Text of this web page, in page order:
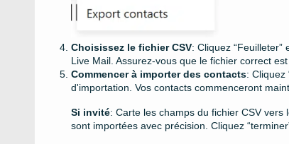
Choisissez le fichier CSV: Cliquez
Live Mail. Assurez-vous que le fichier correct est
Commencer à importer des contacts: Cliquez
d'importation. Vos contacts commenceront
Si invité: Carte les champs du fichier CSV
sont importées avec précision. Cliquez